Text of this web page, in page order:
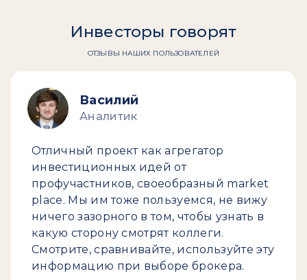
Инвесторы говорят
ОТЗЫВЫ НАШИХ ПОЛЬЗОВАТЕЛЕЙ
Василий
Аналитик
Отличный проект как агрегатор
инвестиционных идей от
профучастников, своеобразный market
place. Мы им тоже пользуемся, не вижу
ничего зазорного в том, чтобы узнать в
какую сторону смотрят коллеги.
Смотрите, сравнивайте, используйте эту
информацию при выборе брокера.